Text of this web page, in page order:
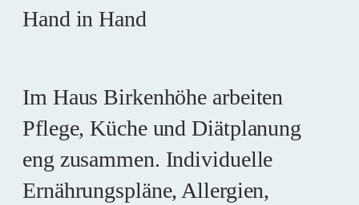
Hand in Hand
Im Haus Birkenhöhe arbeiten
Pflege, Küche und Diätplanung
eng zusammen. Individuelle
Ernährungspläne, Allergien,